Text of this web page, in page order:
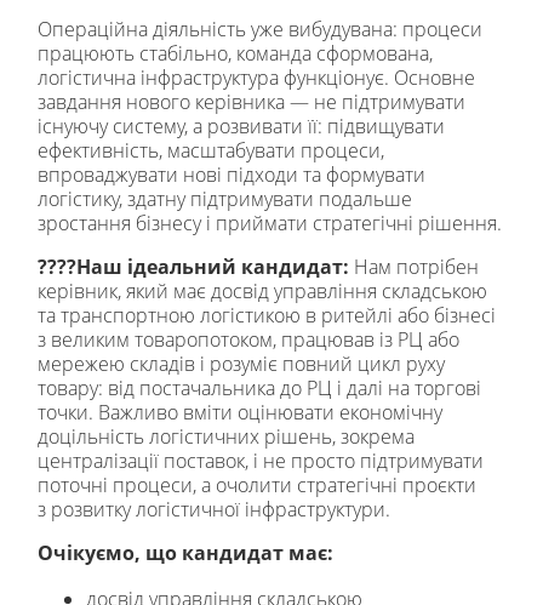
Операційна діяльність уже вибудувана: процеси
працюють стабільно, команда сформована,
логістична інфраструктура функціонує. Основне
завдання нового керівника — не підтримувати
існуючу систему, а розвивати її: підвищувати
ефективність, масштабувати процеси,
впроваджувати нові підходи та формувати
логістику, здатну підтримувати подальше
зростання бізнесу і приймати стратегічні рішення.
????Наш ідеальний кандидат: Нам потрібен
керівник, який має досвід управління складською
та транспортною логістикою в ритейлі або бізнесі
з великим товаропотоком, працював із РЦ або
мережею складів і розуміє повний цикл руху
товару: від постачальника до РЦ і далі на торгові
точки. Важливо вміти оцінювати економічну
доцільність логістичних рішень, зокрема
централізації поставок, і не просто підтримувати
поточні процеси, а очолити стратегічні проєкти
з розвитку логістичної інфраструктури.
Очікуємо, що кандидат має:
досвід управління складською